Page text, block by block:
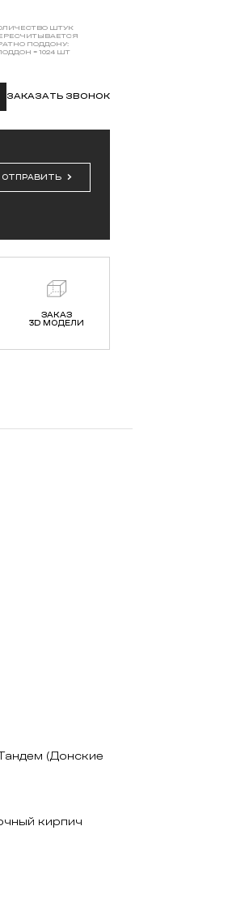
ШТУК
ПОДДОНУ:
= 1024 ШТ
ЗАКАЗАТЬ ЗВОНОК
ОТПРАВИТЬ
ЗАКАЗ
3D МОДЕЛИ
(Донские
кирпич